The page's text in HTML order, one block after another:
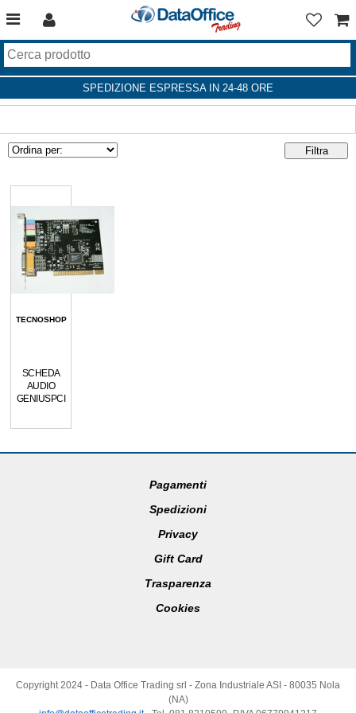
SPEDIZIONE ESPRESSA IN 24-48 ORE
TECNOSHOP
SCHEDA
AUDIO
GENIUSPCI
Pagamenti
Spedizioni
Privacy
Gift Card
Trasparenza
Cookies
Copyright 2024 - Data Office Trading srl - Zona Industriale ASI - 80035 Nola
(NA)